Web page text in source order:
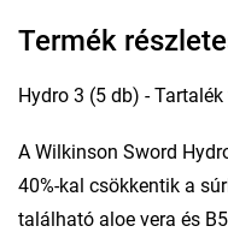
Termék
Hydro 3 (5 db) -
A Wilkinson Sword
40%-kal csökkentik a
található aloe vera és